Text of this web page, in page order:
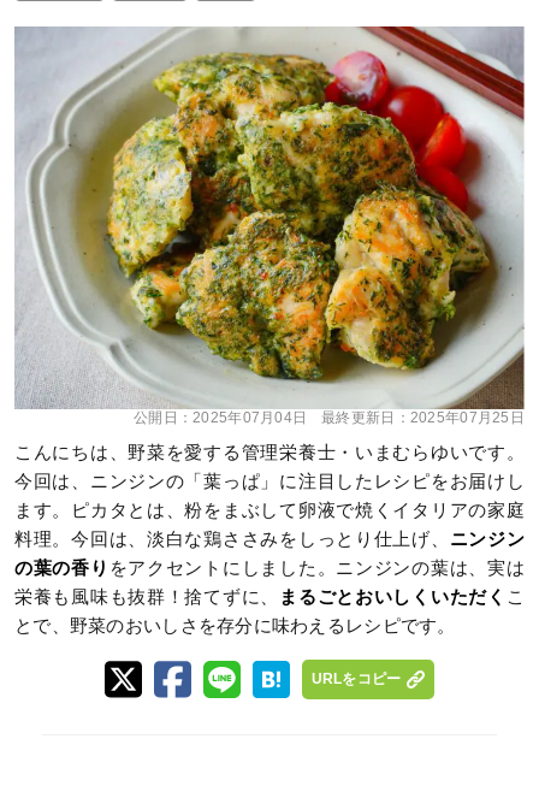
公開日：2025年07月04日 最終更新日： 2025年07月25日
こんにちは、野菜を愛する管理栄養士・いまむらゆいです。
今回は、ニンジンの「葉っぱ」に注目したレシピをお届けし
ます。ピカタとは、粉をまぶして卵液で焼くイタリアの家庭
料理。今回は、淡白な鶏ささみをしっとり仕上げ、 ニンジン
の葉の香り をアクセントにしました。ニンジンの葉は、実は
栄養も風味も抜群！捨てずに、
まるごとおいしくいただく こ
とで、野菜のおいしさを存分に味わえるレシピです。
URLをコピー